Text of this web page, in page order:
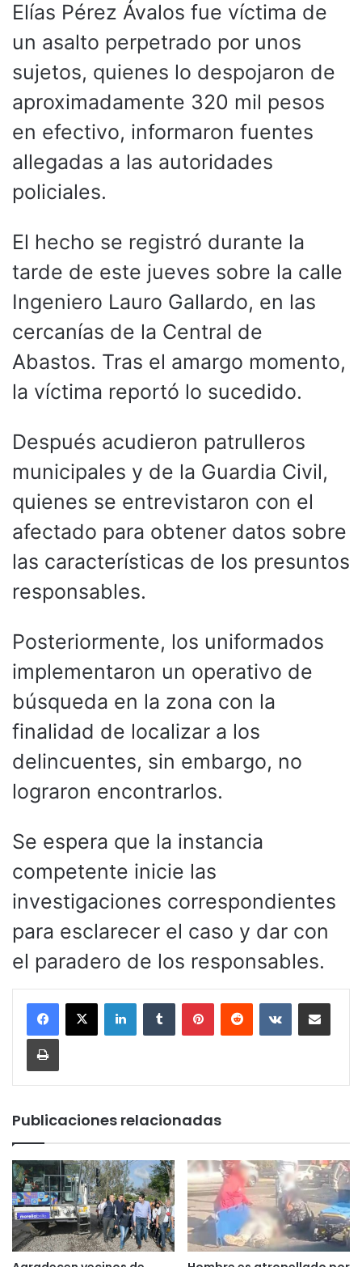
Elías Pérez Ávalos fue víctima de
un asalto perpetrado por unos
sujetos, quienes lo despojaron de
aproximadamente 320 mil pesos
en efectivo, informaron fuentes
allegadas a las autoridades
policiales.
El hecho se registró durante la
tarde de este jueves sobre la calle
Ingeniero Lauro Gallardo, en las
cercanías de la Central de
Abastos. Tras el amargo momento,
la víctima reportó lo sucedido.
Después acudieron patrulleros
municipales y de la Guardia Civil,
quienes se entrevistaron con el
afectado para obtener datos sobre
las características de los presuntos
responsables.
Posteriormente, los uniformados
implementaron un operativo de
búsqueda en la zona con la
finalidad de localizar a los
delincuentes, sin embargo, no
lograron encontrarlos.
Se espera que la instancia
competente inicie las
investigaciones correspondientes
para esclarecer el caso y dar con
el paradero de los responsables.
LinkedInTumblr PinterestReddit VKontakteCompartir por
Imprimir
Publicaciones relacionadas